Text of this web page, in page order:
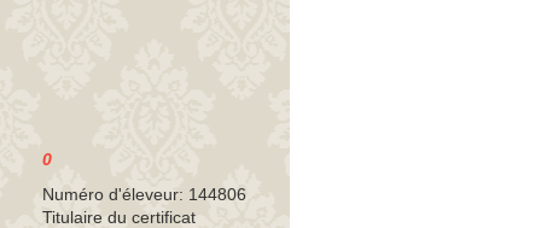
0
Numéro d'éleveur: 144806
Titulaire du certificat